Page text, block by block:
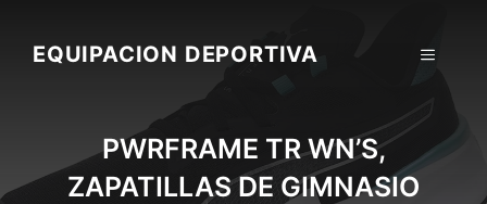
contentEQUIPACION DEPORTIVA MENU
PWRFRAME TR WN’S,
ZAPATILLAS DE GIMNASIO